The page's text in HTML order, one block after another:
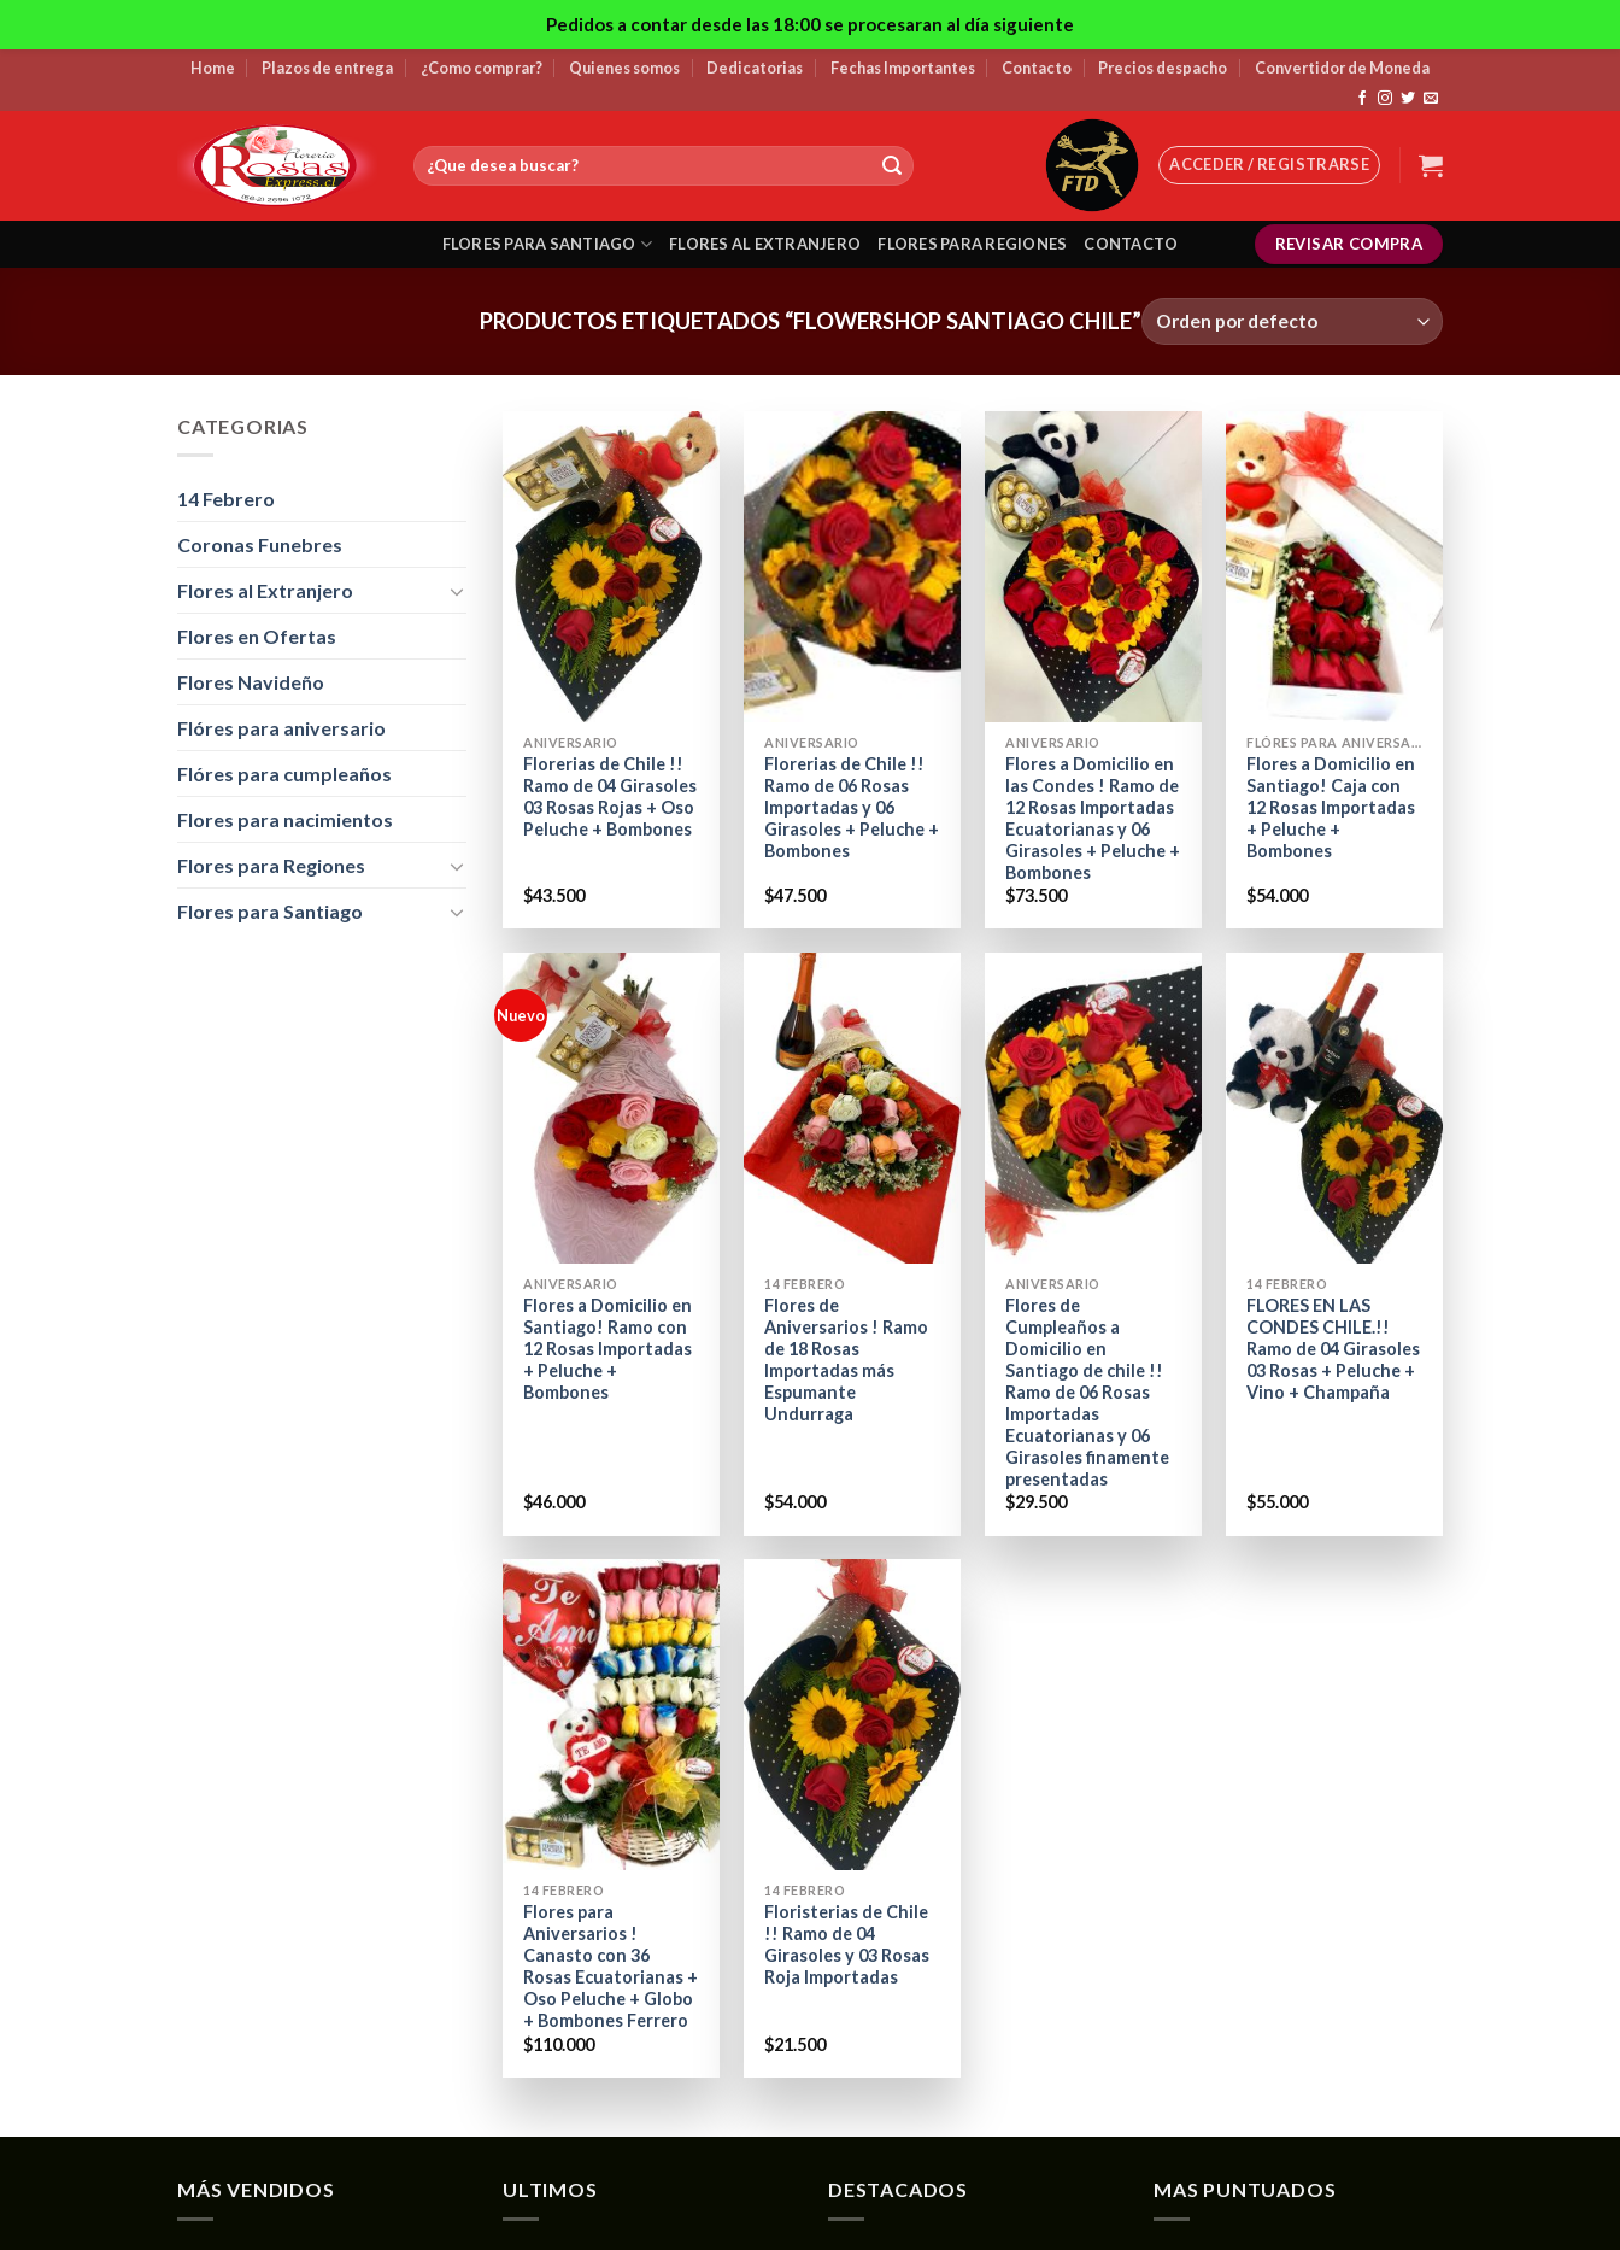
Home Plazos de entrega ¿Como comprar? Quienes somos Dedicatorias Fechas Importantes Contacto Precios despacho Convertidor de Moneda
Buscar
por:
ACCEDER / REGISTRARSE
FLORES PARA SANTIAGO FLORES AL EXTRANJERO FLORES PARA REGIONES CONTACTO REVISAR COMPRA
PRODUCTOS ETIQUETADOS “FLOWERSHOP SANTIAGO CHILE”
CATEGORIAS
14 Febrero
Coronas Funebres
Flores al Extranjero
Flores en Ofertas
Flores Navideño
Flóres para aniversario
Flóres para cumpleaños
Flores para nacimientos
Flores para Regiones
Flores para Santiago
ANIVERSARIO
Florerias de Chile !!
Ramo de 04 Girasoles
03 Rosas Rojas + Oso
Peluche + Bombones
$43.500
+
ANIVERSARIO
Florerias de Chile !!
Ramo de 06 Rosas
Importadas y 06
Girasoles + Peluche +
Bombones
$47.500
ANIVERSARIO
Flores a Domicilio en
las Condes ! Ramo de
12 Rosas Importadas
Ecuatorianas y 06
Girasoles + Peluche +
Bombones
$73.500
FLÓRES PARA ANIVERSARIO
Flores a Domicilio en
Santiago! Caja con
12 Rosas Importadas
+ Peluche +
Bombones
$54.000
Nuevo
ANIVERSARIO
Flores a Domicilio en
Santiago! Ramo con
12 Rosas Importadas
+ Peluche +
Bombones
$46.000
14 FEBRERO
Flores de
Aniversarios ! Ramo
de 18 Rosas
Importadas más
Espumante
Undurraga
$54.000
+
ANIVERSARIO
Flores de
Cumpleaños a
Domicilio en
Santiago de chile !!
Ramo de 06 Rosas
Importadas
Ecuatorianas y 06
Girasoles finamente
presentadas
$29.500
14 FEBRERO
FLORES EN LAS
CONDES CHILE.!!
Ramo de 04 Girasoles
03 Rosas + Peluche +
Vino + Champaña
$55.000
+
14 FEBRERO
Flores para
Aniversarios !
Canasto con 36
Rosas Ecuatorianas +
Oso Peluche + Globo
+ Bombones Ferrero
$110.000
14 FEBRERO
Floristerias de Chile
!! Ramo de 04
Girasoles y 03 Rosas
Roja Importadas
$21.500
MÁS VENDIDOS ULTIMOS DESTACADOS MAS PUNTUADOS
Pedidos a contar desde las 18:00 se procesaran al día siguiente